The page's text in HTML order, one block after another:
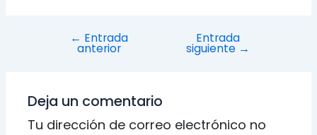
Navegación
← Entrada
anterior
Entrada
siguiente →
Deja un comentario
Tu dirección de correo electrónico no